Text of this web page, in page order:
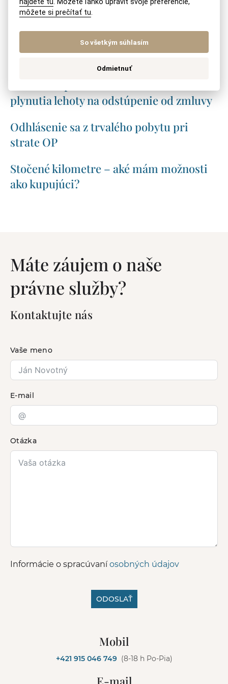
Vrátenie daru
Akú odvodovú povinnosť má živnostník,
plynutia lehoty na odstúpenie od zmluvy
Odhlásenie sa z trvalého pobytu pri
strate OP
Stočené kilometre – aké mám možnosti
ako kupujúci?
Máte záujem o naše
právne služby?
Kontaktujte nás
Vaše meno
E-mail
Otázka
Informácie o spracúvaníosobných údajov
ODOSLAŤ
Mobil
+421 915 046 749 (8-18 h Po-Pia)
nájdete tu. Môžete ľahko upraviť svoje preferencie,
môžete si prečítať tu.
So všetkým súhlasím
Odmietnuť